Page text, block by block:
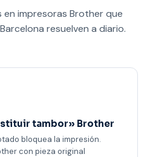
en impresoras Brother que
resuelven a diario.
tambor» Brother
bloquea la impresión.
con pieza original